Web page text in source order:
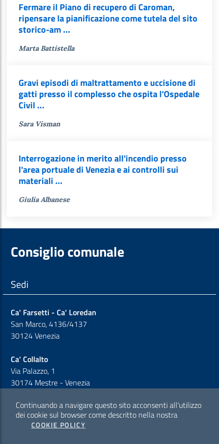
Fermare il Piano di recupero di Caroman,
ripensare la pianificazione come tutela del sito
storico-am ...
Marta Battistella
Gravi episodi di maltrattamento e uccisione di
gatti presso il complesso che ospita l'Ospedale
Civil ...
Sara Visman
Interrogazione in merito all'incendio presso
l'area portuale di Venezia e ai controlli sui
materiali ...
Giulia Albanese
Consiglio comunale
Sedi
Ca' Farsetti - Ca' Loredan
San Marco, 4136/4137
30124 Venezia
Ca' Collalto
Via Palazzo, 1
30174 Mestre - Venezia
Sezione Link Policy
Cookie policy
Continuando a navigare questo sito acconsenti all'utilizzo
dei cookie sul browser come descritto nella nostra
COOKIE POLICY